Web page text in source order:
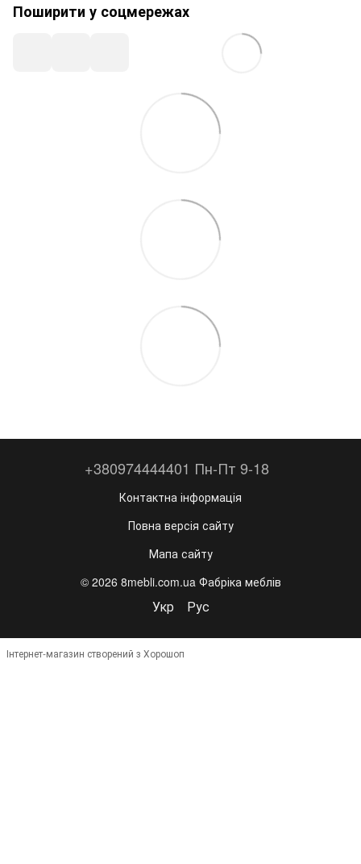
Поширити у соцмережах
+380974444401 Пн-Пт 9-18
Контактна інформація
Повна версія сайту
Мапа сайту
© 2026 8mebli.com.ua Фабріка меблів
Укр Рус
Інтернет-магазин створений з Хорошоп